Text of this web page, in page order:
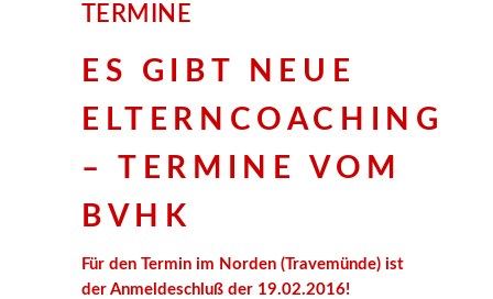
TERMINE
ES GIBT NEUE
ELTERNCOACHING
– TERMINE VOM
BVHK
Für den Termin im Norden (Travemünde) ist
der Anmeldeschluß der 19.02.2016!